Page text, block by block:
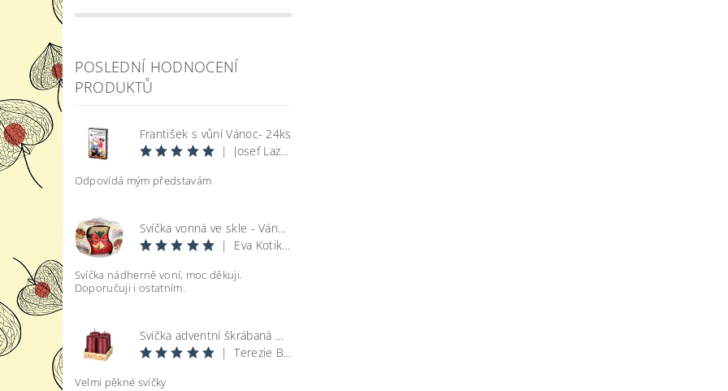
POSLEDNÍ HODNOCENÍ
PRODUKTŮ
František s vůní Vánoc- 24ks
|
Josef Lazecký
Odpovídá mým představám
Svíčka vonná ve skle - Vánoce
|
Eva Kotikova
Svíčka nádherně voní, moc děkuji.
Doporučuji i ostatním.
Svíčka adventní škrábaná metal lesk - bordó d4x8cm 4ks
|
Terezie Bohatová
Velmi pěkné svíčky